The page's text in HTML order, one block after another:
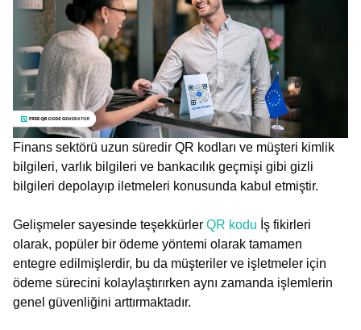
Finans sektörü uzun süredir QR kodları ve müşteri kimlik
bilgileri, varlık bilgileri ve bankacılık geçmişi gibi gizli
bilgileri depolayıp iletmeleri konusunda kabul etmiştir.
Gelişmeler sayesinde teşekkürler QR kodu İş fikirleri
olarak, popüler bir ödeme yöntemi olarak tamamen
entegre edilmişlerdir, bu da müşteriler ve işletmeler için
ödeme sürecini kolaylaştırırken aynı zamanda işlemlerin
genel güvenliğini arttırmaktadır.